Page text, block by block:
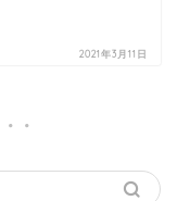
2021年3月11日